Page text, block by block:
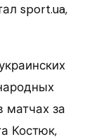
sport.ua,
матчах за
Костюк,